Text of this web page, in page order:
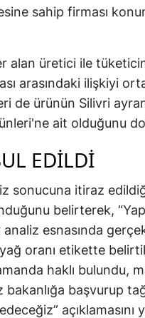
sahip firması
alan üretici ile
arasındaki ilişkiyi
de ürünün Silivri
ait olduğunu
EDİLDİ
sonucuna itiraz
belirterek,
esnasında
oranı etikette
haklı bulundu,
bakanlığa başvurup
açıklamasını